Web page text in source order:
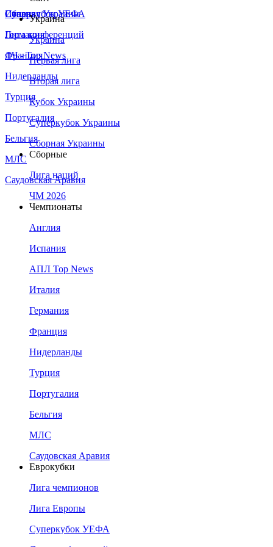
Сборная Украины
Италия
Германия
Франция
Нидерланды
Турция
Португалия
Бельгия
МЛС
Саудовская Аравия
Суперкубок УЕФА
Лига конференций
ЛЧ - Top News
Украина
Украина
Первая лига
Вторая лига
Кубок Украины
Суперкубок Украины
Сборная Украины
Сборные
Лига наций
ЧМ 2026
Чемпионаты
Англия
Испания
АПЛ Top News
Италия
Германия
Франция
Нидерланды
Турция
Португалия
Бельгия
МЛС
Саудовская Аравия
Еврокубки
Лига чемпионов
Лига Европы
Суперкубок УЕФА